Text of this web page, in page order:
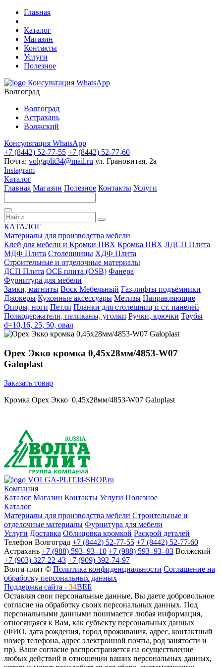
Главная
Каталог
Магазин
Контакты
Услуги
Полезное
Консультация WhatsApp
Волгоград
Волгоград
Астрахань
Волжский
Консультация WhatsApp
+7 (8442) 52-77-55 +7 (8442) 52-77-60
Почта: volgaplit34@mail.ru ул. Грановитая, 2а
Instagram
Каталог
Главная Магазин Полезное Контакты Услуги
КАТАЛОГ
Материалы для производства мебели
Клей для мебели и Кромки ПВХ Кромка ПВХ ЛДСП Плита
МДФ Плита Столешницы ХДФ Плита
Строительные и отделочные материалы
ДСП Плита ОСБ плита (OSB) Фанера
Фурнитура для мебели
3амки, магниты Воск Мебельный Газ-лифты подъёмники
Джокеры Кухонные аксессуары Метизы Направляющие
Опоры, ноги Петли Планки для столешниц и ст. панелей
Полкодержатели, пеликаны, уголки Ручки, крючки Трубы
d=10,16, 25, 50, овал
Орех Экко кромка 0,45х28мм/4853-W07
Galoplast
Заказать товар
Кромка Орех Экко 0,45х28мм/4853-W07 Galoplast
VOLGA-PLIT.ld-SHOP.ru
Компания
Каталог Магазин Контакты Услуги Полезное
Каталог
Материалы для производства мебели Строительные и
отделочные материалы Фурнитура для мебели
Услуги Доставка Облицовка кромкой Раскрой деталей
Телефон Волгоград +7 (8442) 52-77-55 +7 (8442) 52-77-60
Астрахань +7 (988) 593‒93‒10 +7 (988) 593‒93‒03 Волжский
+7 (903) 327-22-43 +7 (909) 392-74-97
Волга-плит © Политика конфиденциальности Соглашение на
обработку персональных данных
Поддержка сайта - 34ВЕБ
Оставляя свои персональные данные, Вы даете добровольное
согласие на обработку своих персональных данных. Под
персональными данными понимается любая информация,
относящаяся к Вам, как субъекту персональных данных
(ФИО, дата рождения, город проживания, адрес, контактный
номер телефона, адрес электронной почты, род занятости и
пр). Ваше согласие распространяется на осуществление
любых действий в отношении ваших персональных данных,